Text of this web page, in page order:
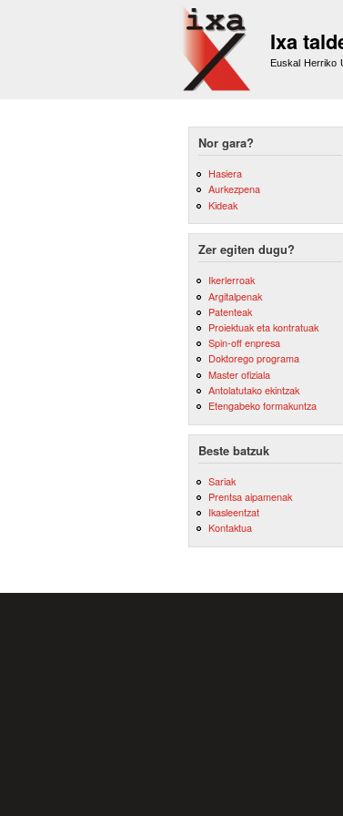
Ixa
Euskal Herriko
Nor gara?
Hasiera
Aurkezpena
Kideak
Zer egiten dugu?
Ikerlerroak
Argitalpenak
Patenteak
Proiektuak eta kontratuak
Spin-off enpresa
Doktorego programa
Master ofiziala
Antolatutako ekintzak
Etengabeko formakuntza
Beste batzuk
Sariak
Prentsa aipamenak
Ikasleentzat
Kontaktua